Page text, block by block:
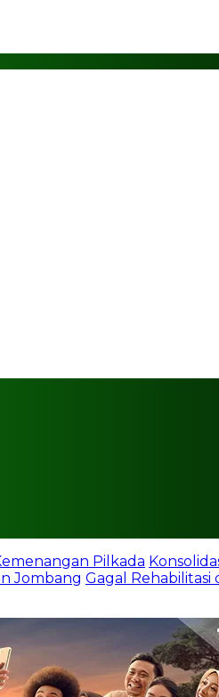
Pilkada
Jombang Gagal Rehabilitasi